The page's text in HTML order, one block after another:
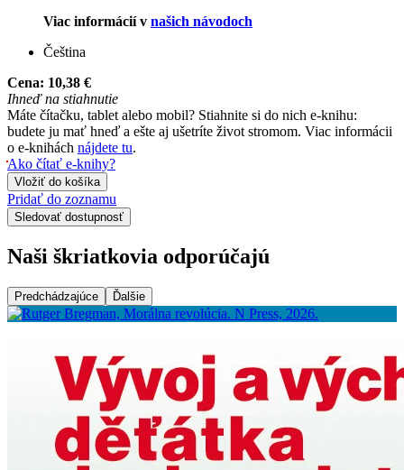
Viac informácií v našich návodoch
Čeština
Cena: 10,38 €
Ihneď na stiahnutie
Máte čítačku, tablet alebo mobil? Stiahnite si do nich e-knihu:
budete ju mať hneď a ešte aj ušetríte život stromom. Viac informácii
o e-knihách nájdete tu.
Ako čítať e-knihy?
Vložiť do košíka
Pridať do zoznamu
Sledovať dostupnosť
Naši škriatkovia odporúčajú
Predchádzajúce Ďalšie